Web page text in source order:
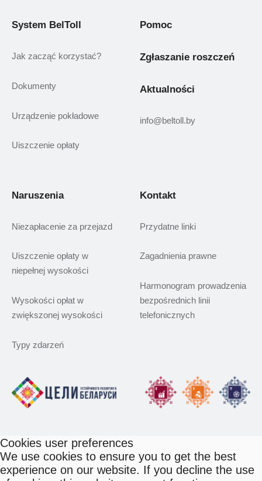
System BelToll
Jak zacząć korzystać?
Dokumenty
Urządzenie pokładowe
Uiszczenie opłaty
Pomoc
Zgłaszanie roszczeń
Aktualności
info@beltoll.by
Naruszenia
Niezapłacenie za przejazd
Uiszczenie opłaty w
niepełnej wysokości
Wysokości opłat w
zwiększonej wysokości
Typy zdarzeń
Kontakt
Przydatne linki
Zagadnienia prawne
Harmonogram prowadzenia
bezpośrednich linii
telefonicznych
Cookies user preferences
We use cookies to ensure you to get the best
experience on our website. If you decline the use